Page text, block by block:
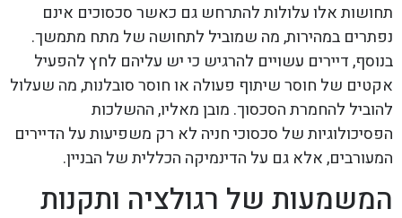
תחושות אלו עלולות להתרחש גם כאשר סכסוכים אינם
נפתרים במהירות, מה שמוביל לתחושה של מתח מתמשך.
בנוסף, דיירים עשויים להרגיש כי יש עליהם לחץ להפעיל
אקטים של חוסר שיתוף פעולה או חוסר סובלנות, מה שעלול
להוביל להחמרת הסכסוך. מובן מאליו, ההשלכות
הפסיכולוגיות של סכסוכי חניה לא רק משפיעות על הדיירים
המעורבים, אלא גם על הדינמיקה הכללית של הבניין.
המשמעות של רגולציה ותקנות